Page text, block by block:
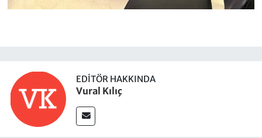
EDITÖR HAKKINDA
Vural Kılıç